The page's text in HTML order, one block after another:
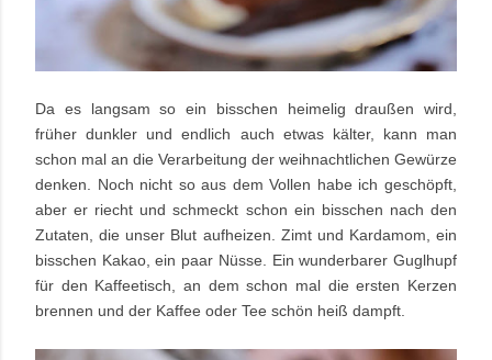
Da es langsam so ein bisschen heimelig draußen wird,
früher dunkler und endlich auch etwas kälter, kann man
schon mal an die Verarbeitung der weihnachtlichen Gewürze
denken. Noch nicht so aus dem Vollen habe ich geschöpft,
aber er riecht und schmeckt schon ein bisschen nach den
Zutaten, die unser Blut aufheizen. Zimt und Kardamom, ein
bisschen Kakao, ein paar Nüsse. Ein wunderbarer Guglhupf
für den Kaffeetisch, an dem schon mal die ersten Kerzen
brennen und der Kaffee oder Tee schön heiß dampft.